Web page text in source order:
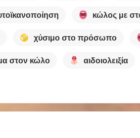
κώλος με
χύσιμο στο πρόσωπο
στον κώλο αιδοιολειξία